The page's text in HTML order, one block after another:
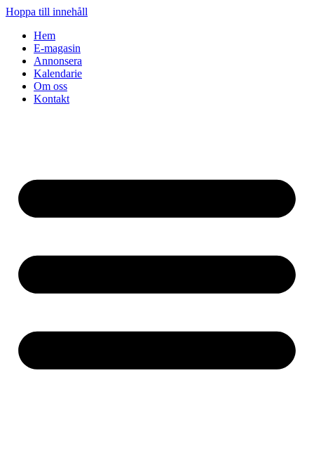
Hoppa till innehåll
Hem
E-magasin
Annonsera
Kalendarie
Om oss
Kontakt